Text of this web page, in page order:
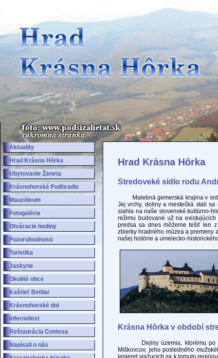
Aktuality
Hrad Krásna Hôrka
Ubytovanie Žaneta
Krásnohorské Podhradie
Mauzóleum
Fotogaléria
Otváracie hodiny
Pozoruhodnosti
Turistika
Jaskyne
Okolité obce
Kaštieľ Betliar
Krásnohorské dni
Infernofest
Reštaurácia Contesa
Napísali o nás
Hrad Krásna Hôrka
Stredoveké sídlo rodu
Malebná gemerská krajina v srdci
Jej vrchy, doliny a mestečká stali
siahla na naše slovenské kultúrno-
režimu budované už na
predsa sa dnes môžeme tešiť len
zbierky hradného múzea a premeny
našej histórie a umelecko-
Krásna Hôrka v období
Dejiny územia, ktorému po
Miškovcov, jeho posledného
legiend viažucich sa k tomuto